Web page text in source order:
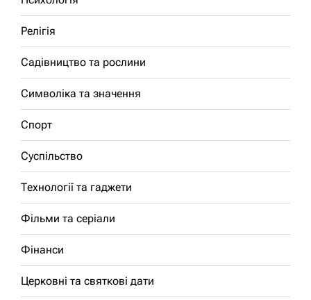
Релігія
Садівництво та рослини
Символіка та значення
Спорт
Суспільство
Технології та гаджети
Фільми та серіали
Фінанси
Церковні та святкові дати